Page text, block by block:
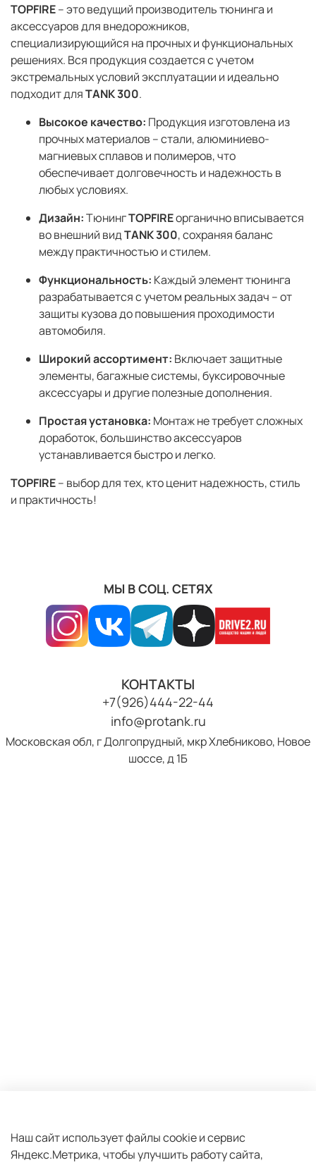
TOPFIRE– это ведущий производитель тюнинга и
аксессуаров для внедорожников,
специализирующийся на прочных и функциональных
решениях. Вся продукция создается с учетом
экстремальных условий эксплуатации и идеально
подходит дляTANK 300.
Высокое качество: Продукция изготовлена из
прочных материалов – стали, алюминиево-
магниевых сплавов и полимеров, что
обеспечивает долговечность и надежность в
любых условиях.
Дизайн:ТюнингTOPFIREорганично вписывается
во внешний видTANK 300, сохраняя баланс
между практичностью и стилем.
Функциональность: Каждый элемент тюнинга
разрабатывается с учетом реальных задач – от
защиты кузова до повышения проходимости
автомобиля.
Широкий ассортимент: Включает защитные
элементы, багажные системы, буксировочные
аксессуары и другие полезные дополнения.
Простая установка: Монтаж не требует сложных
доработок, большинство аксессуаров
устанавливается быстро и легко.
TOPFIRE– выбор для тех, кто ценит надежность, стиль
и практичность!
МЫ В СОЦ. СЕТЯХ
КОНТАКТЫ
+7(926)444-22-44
info@protank.ru
Московская обл, г Долгопрудный, мкр Хлебниково, Новое
шоссе, д 1Б
Пользовательское соглашение
Условия обмена и возврата
Наш сайт использует файлы cookie и сервис
Яндекс.Метрика, чтобы улучшить работу сайта,